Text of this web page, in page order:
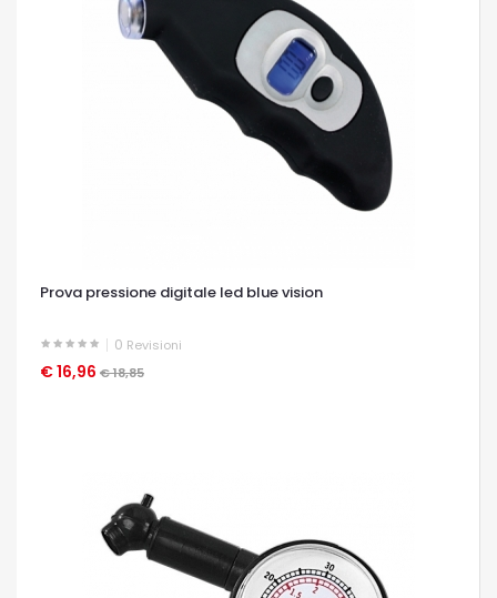
Prova pressione digitale led blue vision
0 Revisioni
€ 16,96 € 18,85
OCCHIATA VELOCE